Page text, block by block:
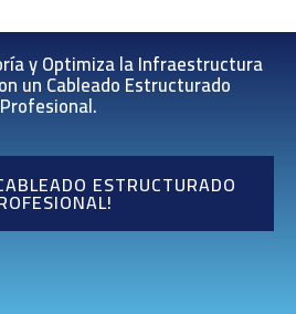
y Optimiza la Infraestructura
un Cableado Estructurado
Profesional.
ESTRUCTURADO